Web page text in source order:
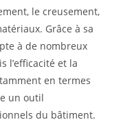
le creusement,
Grâce à sa
à de nombreux
l’efficacité et la
en termes
un outil
du bâtiment.